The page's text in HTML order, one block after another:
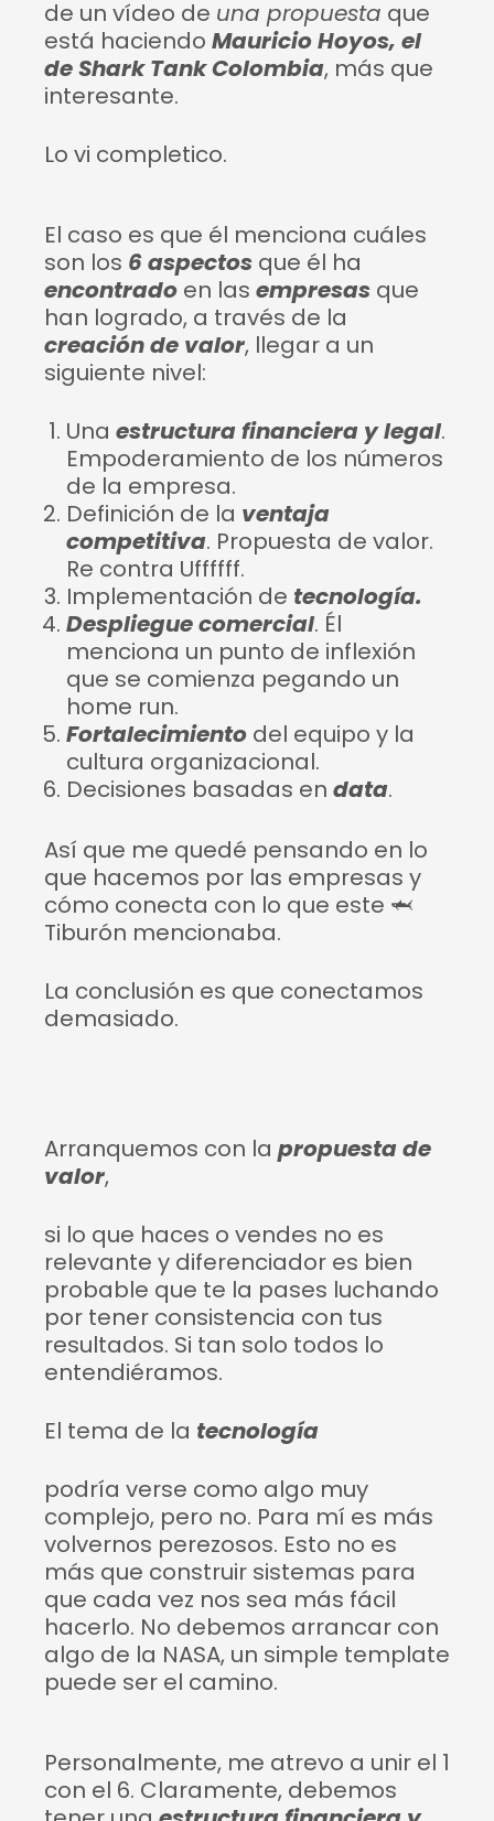
de un vídeo de una propuesta que
está haciendo Mauricio Hoyos, el
de Shark Tank Colombia, más que
interesante.
Lo vi completico.
El caso es que él menciona cuáles
son los 6 aspectos que él ha
encontrado en las empresas que
han logrado, a través de la
creación de valor, llegar a un
siguiente nivel:
Una estructura financiera y legal.
Empoderamiento de los números
de la empresa.
Definición de la ventaja
competitiva. Propuesta de valor.
Re contra Uffffff.
Implementación de tecnología.
Despliegue comercial. Él
menciona un punto de inflexión
que se comienza pegando un
home run.
Fortalecimiento del equipo y la
cultura organizacional.
Decisiones basadas en data.
Así que me quedé pensando en lo
que hacemos por las empresas y
cómo conecta con lo que este 🦈
Tiburón mencionaba.
La conclusión es que conectamos
demasiado.
Arranquemos con la propuesta de
valor,
si lo que haces o vendes no es
relevante y diferenciador es bien
probable que te la pases luchando
por tener consistencia con tus
resultados. Si tan solo todos lo
entendiéramos.
El tema de la tecnología
podría verse como algo muy
complejo, pero no. Para mí es más
volvernos perezosos. Esto no es
más que construir sistemas para
que cada vez nos sea más fácil
hacerlo. No debemos arrancar con
algo de la NASA, un simple template
puede ser el camino.
Personalmente, me atrevo a unir el 1
con el 6. Claramente, debemos